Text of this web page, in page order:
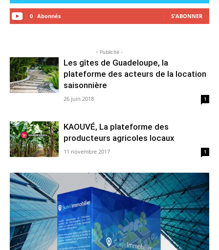
0 Abonnés S'ABONNER
- Publicité -
Les gîtes de Guadeloupe, la
plateforme des acteurs de la location
saisonnière
26 juin 2018 1
KAOUVÉ, La plateforme des
producteurs agricoles locaux
11 novembre 2017 1